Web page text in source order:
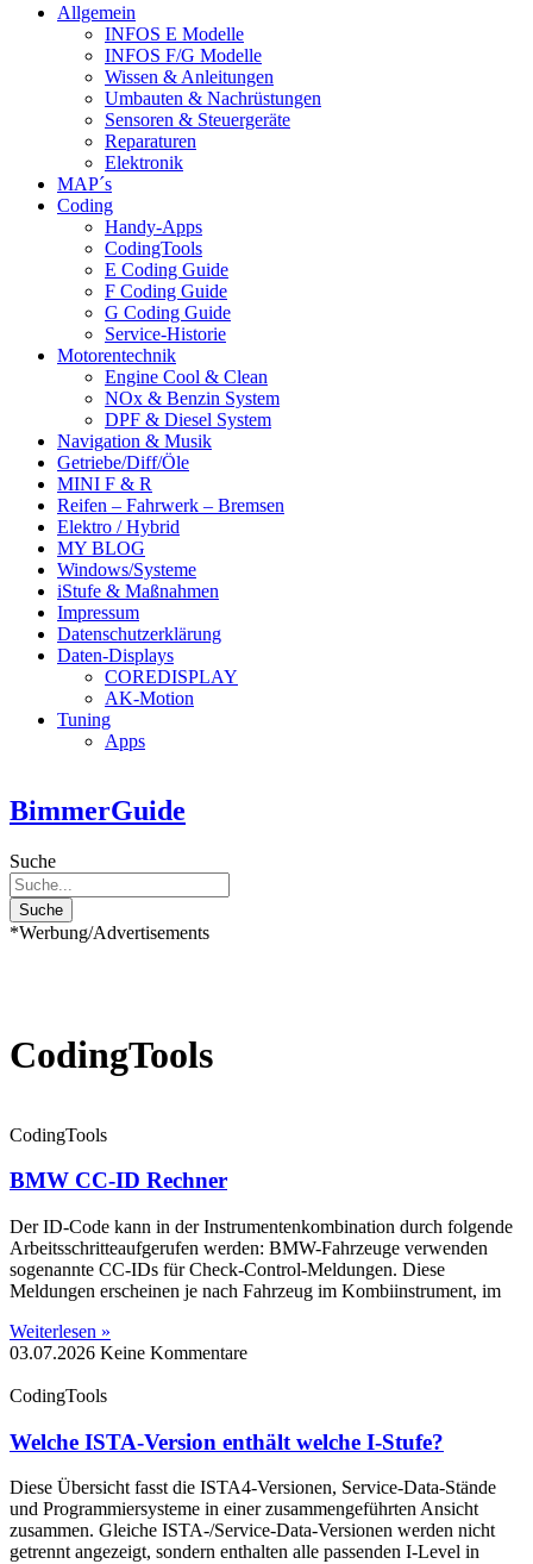
Allgemein
INFOS E Modelle
INFOS F/G Modelle
Wissen & Anleitungen
Umbauten & Nachrüstungen
Sensoren & Steuergeräte
Reparaturen
Elektronik
MAP´s
Coding
Handy-Apps
CodingTools
E Coding Guide
F Coding Guide
G Coding Guide
Service-Historie
Motorentechnik
Engine Cool & Clean
NOx & Benzin System
DPF & Diesel System
Navigation & Musik
Getriebe/Diff/Öle
MINI F & R
Reifen – Fahrwerk – Bremsen
Elektro / Hybrid
MY BLOG
Windows/Systeme
iStufe & Maßnahmen
Impressum
Datenschutzerklärung
Daten-Displays
COREDISPLAY
AK-Motion
Tuning
Apps
BimmerGuide
Suche
Suche
*Werbung/Advertisements
CodingTools
CodingTools
BMW CC-ID Rechner
Der ID-Code kann in der Instrumentenkombination durch folgende
Arbeitsschritteaufgerufen werden: BMW-Fahrzeuge verwenden
sogenannte CC-IDs für Check-Control-Meldungen. Diese
Meldungen erscheinen je nach Fahrzeug im Kombiinstrument, im
Weiterlesen »
03.07.2026 Keine Kommentare
CodingTools
Welche ISTA-Version enthält welche I-Stufe?
Diese Übersicht fasst die ISTA4-Versionen, Service-Data-Stände
und Programmiersysteme in einer zusammengeführten Ansicht
zusammen. Gleiche ISTA-/Service-Data-Versionen werden nicht
getrennt angezeigt, sondern enthalten alle passenden I-Level in